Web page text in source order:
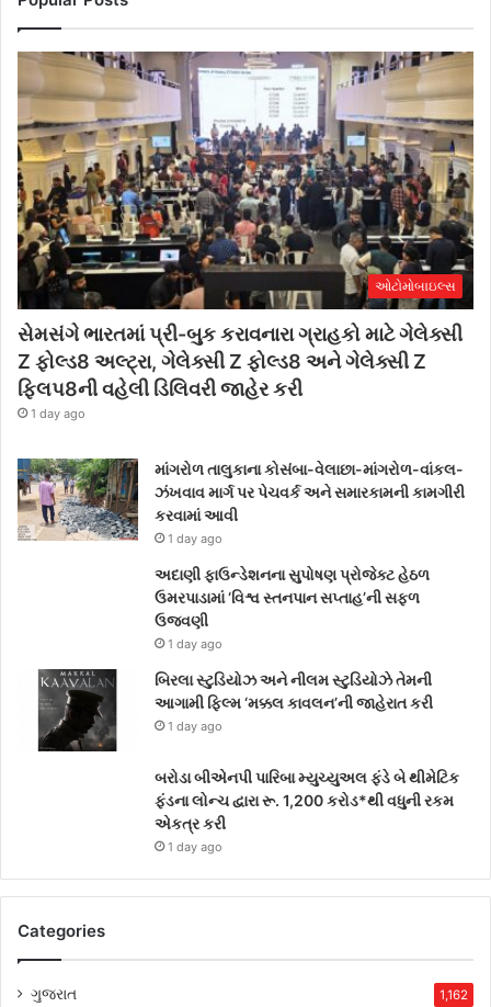
ઓટોમોબાઇલ્સ
સેમસંગે ભારતમાં પ્રી-બુક કરાવનારા ગ્રાહકો માટે ગેલેક્સી
Z ફોલ્ડ8 અલ્ટ્રા, ગેલેક્સી Z ફોલ્ડ8 અને ગેલેક્સી Z
ફ્લિપ8ની વહેલી ડિલિવરી જાહેર કરી
1 day ago
માંગરોળ તાલુકાના કોસંબા-વેલાછા-માંગરોળ-વાંકલ-
ઝંખવાવ માર્ગ પર પેચવર્ક અને સમારકામની કામગીરી
કરવામાં આવી
1 day ago
અદાણી ફાઉન્ડેશનના સુપોષણ પ્રોજેક્ટ હેઠળ
ઉમરપાડામાં ‘વિશ્વ સ્તનપાન સપ્તાહ’ની સફળ
ઉજવણી
1 day ago
બિરલા સ્ટુડિયોઝ અને નીલમ સ્ટુડિયોઝે તેમની
આગામી ફિલ્મ ‘મક્કલ કાવલન’ની જાહેરાત કરી
1 day ago
બરોડા બીએનપી પારિબા મ્યુચ્યુઅલ ફંડે બે થીમેટિક
ફંડના લોન્ચ દ્વારા રૂ. 1,200 કરોડ*થી વધુની રકમ
એકત્ર કરી
1 day ago
Categories
ગુજરાત 1,162